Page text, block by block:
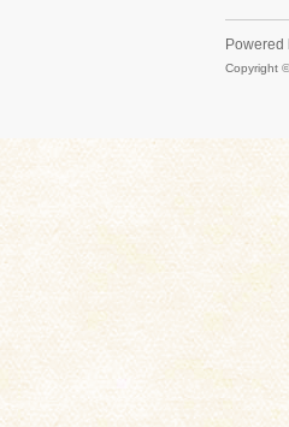
Powered
Copyright